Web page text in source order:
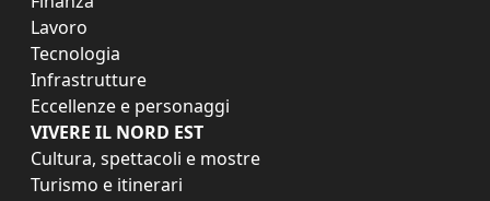
Lavoro
Tecnologia
Infrastrutture
Eccellenze e personaggi
VIVERE IL NORD EST
Cultura, spettacoli e mostre
Turismo e itinerari